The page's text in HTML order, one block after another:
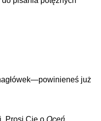
już
Prosi Cię o Oceń